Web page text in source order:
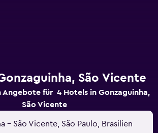
São Vicente
Angebote für 4 Hotels in Gonzaguinha,
São Vicente
- São Vicente, São Paulo, Brasilien